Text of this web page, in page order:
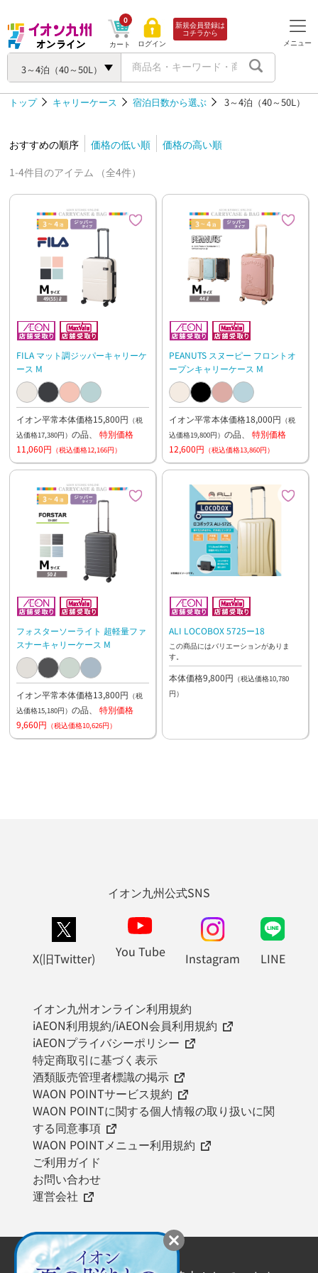
3～4泊（40～50L）
カート
0
ログイン
新規会員登録は
コチラから
メニュー
トップ キャリーケース 宿泊日数から選ぶ 3～4泊（40～50L）
おすすめの順序 価格の低い順
価格の高い順
1-4件目のアイテム （全4件）
FILA マット調ジッパーキャリーケ
ース M
イオン平常本体価格15,800円 （税
込価格17,380円） の品、 特別価格
11,060円 （税込価格12,166円）
PEANUTS スヌーピー フロントオ
ープンキャリーケース M
イオン平常本体価格18,000円 （税
込価格19,800円） の品、 特別価格
12,600円 （税込価格13,860円）
フォスターソーライト 超軽量ファ
スナーキャリーケース M
イオン平常本体価格13,800円 （税
込価格15,180円） の品、 特別価格
9,660円 （税込価格10,626円）
ALI LOCOBOX 5725ー18
この商品にはバリエーションがありま
す。
本体価格9,800円 （税込価格10,780
円）
イオン九州公式SNS
X(旧Twitter) You Tube Instagram LINE
イオン九州オンライン利用規約
iAEON利用規約/iAEON会員利用規約
iAEONプライバシーポリシー
特定商取引に基づく表示
酒類販売管理者標識の掲示
WAON POINTサービス規約
WAON POINTに関する個人情報の取り扱いに関
する同意事項
WAON POINTメニュー利用規約
ご利用ガイド
お問い合わせ
運営会社